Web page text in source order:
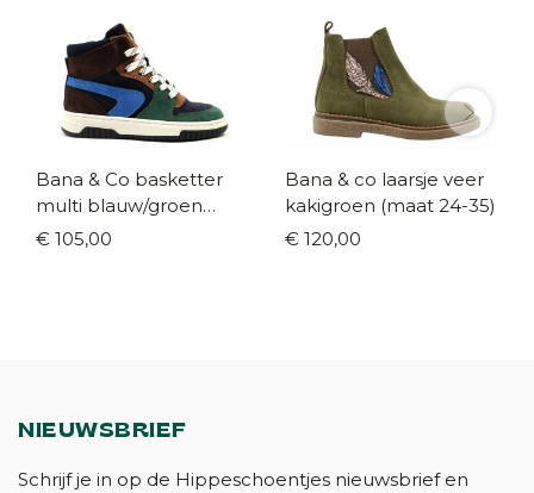
Bana & Co basketter
multi blauw/groen
(maat 28-40)
€ 105,00
Bana & co laarsje veer
kakigroen (maat 24-35)
€ 120,00
NIEUWSBRIEF
Schrijf je in op de Hippeschoentjes nieuwsbrief en